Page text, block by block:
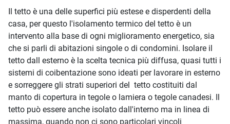
Il tetto è una delle superfici più estese e disperdenti della
casa, per questo l'isolamento termico del tetto è un
intervento alla base di ogni miglioramento energetico, sia
che si parli di abitazioni singole o di condomini. Isolare il
tetto dall esterno è la scelta tecnica più diffusa, quasi tutti i
sistemi di coibentazione sono ideati per lavorare in esterno
e sorreggere gli strati superiori del tetto costituiti dal
manto di copertura in tegole o lamiera o tegole canadesi. Il
tetto può essere anche isolato dall'interno ma in linea di
massima, quando non ci sono particolari vincoli